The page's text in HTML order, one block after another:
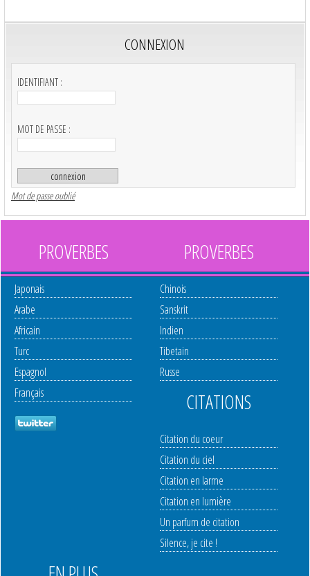
CONNEXION
IDENTIFIANT :
MOT DE PASSE :
Mot de passe oublié
PROVERBES
Japonais
Arabe
Africain
Turc
Espagnol
Français
PROVERBES
Chinois
Sanskrit
Indien
Tibetain
Russe
CITATIONS
Citation du coeur
Citation du ciel
Citation en larme
Citation en lumière
Un parfum de citation
Silence, je cite !